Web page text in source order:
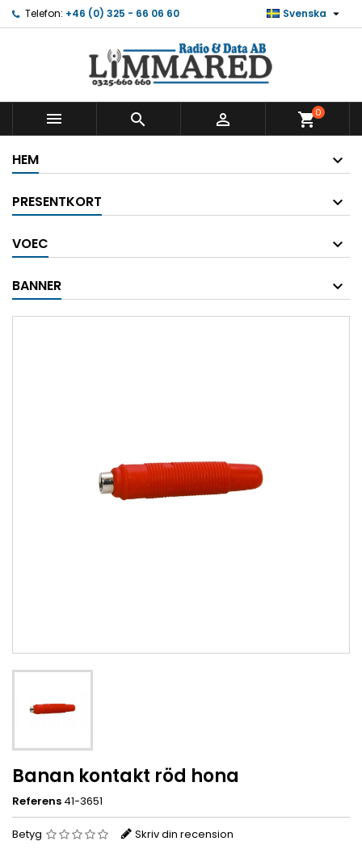
Telefon: +46 (0) 325 - 66 06 60 Svenska 
   shopping_cart0
HEM
PRESENTKORT
VOEC
BANNER
Banan kontakt röd hona
Referens 41-3651
Betyg Skriv din recension